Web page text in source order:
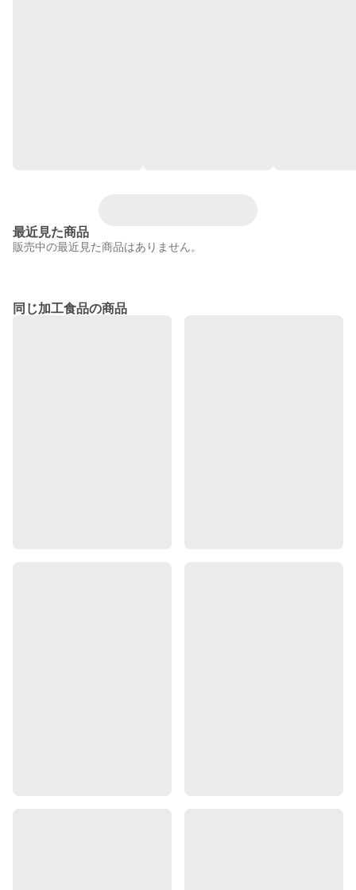
最近見た商品
販売中の最近見た商品はありません。
同じ加工食品の商品